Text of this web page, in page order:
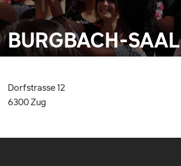
BURGBACH-SAAL
Dorfstrasse 12
6300 Zug